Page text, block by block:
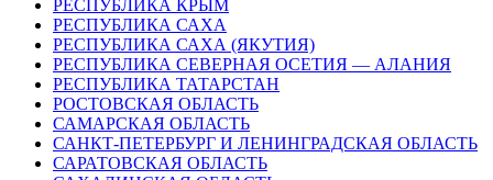
РЕСПУБЛИКА КРЫМ
РЕСПУБЛИКА САХА
РЕСПУБЛИКА САХА (ЯКУТИЯ)
РЕСПУБЛИКА СЕВЕРНАЯ ОСЕТИЯ — АЛАНИЯ
РЕСПУБЛИКА ТАТАРСТАН
РОСТОВСКАЯ ОБЛАСТЬ
САМАРСКАЯ ОБЛАСТЬ
САНКТ-ПЕТЕРБУРГ И ЛЕНИНГРАДСКАЯ ОБЛАСТЬ
САРАТОВСКАЯ ОБЛАСТЬ